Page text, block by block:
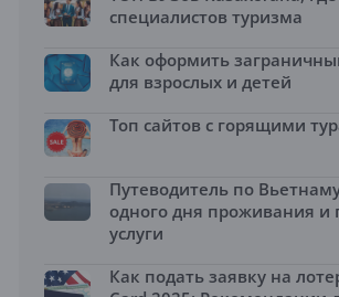
специалистов туризма
Как оформить
для взрослых и детей
Топ сайтов с горящими
Путеводитель по
одного дня проживания и
услуги
Как подать заявку на